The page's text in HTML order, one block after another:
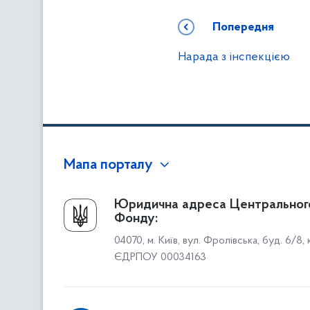
Попередня
Нарада з інспекцією
Мапа порталу
Про Фонд
Керівництво
Структура Фонду
Територіальні відділення
Юридична адреса
Фонду:
04070, м. Київ, вул. Фролівська, буд. 6/8,
ЄДРПОУ 00034163